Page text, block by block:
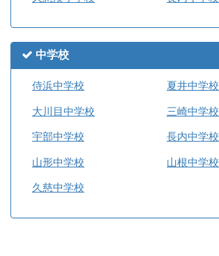
中学校
侍浜中学校 夏井中学校
大川目中学校 三崎中学校
宇部中学校 長内中学校
山形中学校 山根中学校
久慈中学校